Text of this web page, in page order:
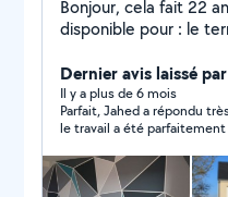
Bonjour, cela fait 22
disponible pour : le
carrelage,
Cordialement.
Dernier avis laissé
Il y a plus de 6 mois
Parfait, Jahed a répondu
le travail a été